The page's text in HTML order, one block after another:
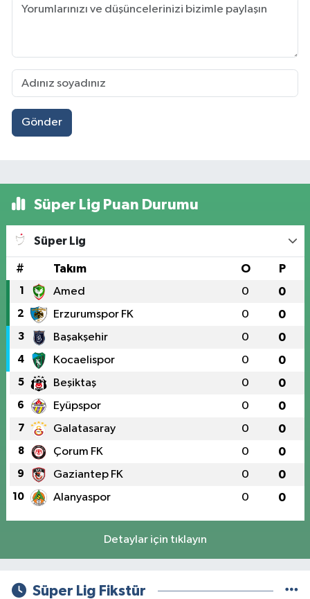
Gönder
Süper Lig Puan Durumu
Süper Lig
# Takım O P
1 Amed 0 0
2 Erzurumspor FK 0 0
3 Başakşehir 0 0
4 Kocaelispor 0 0
5 Beşiktaş 0 0
6 Eyüpspor 0 0
7 Galatasaray 0 0
8 Çorum FK 0 0
9 Gaziantep FK 0 0
10 Alanyaspor 0 0
Detaylar için tıklayın
Süper Lig Fikstür